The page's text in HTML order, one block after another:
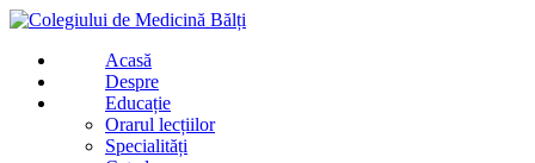
Acasă
Despre
Educație
Orarul lecțiilor
Specialități